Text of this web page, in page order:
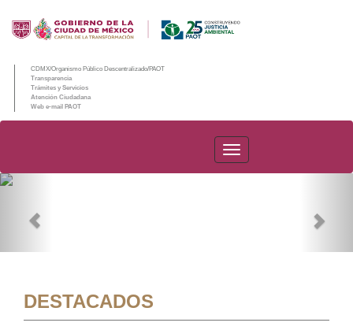
CDMX/Organismo Público Descentralizado/PAOT
Transparencia
Trámites y Servicios
Atención Ciudadana
Web e-mail PAOT
PAOT
DESTACADOS